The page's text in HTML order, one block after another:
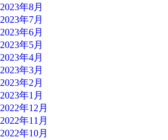
2023年8月
2023年7月
2023年6月
2023年5月
2023年4月
2023年3月
2023年2月
2023年1月
2022年12月
2022年11月
2022年10月